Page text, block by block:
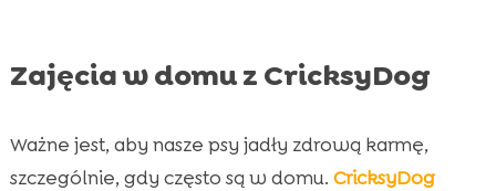
Zajęcia w domu z CricksyDog
Ważne jest, aby nasze psy jadły zdrową karmę,
szczególnie, gdy często są w domu. CricksyDog